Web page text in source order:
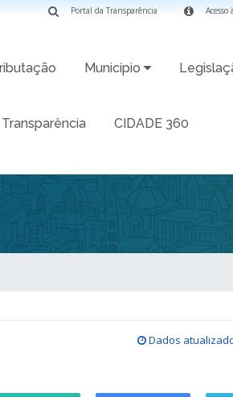
Acesso
Portal da Transparência
Município
CIDADE 360
Dados